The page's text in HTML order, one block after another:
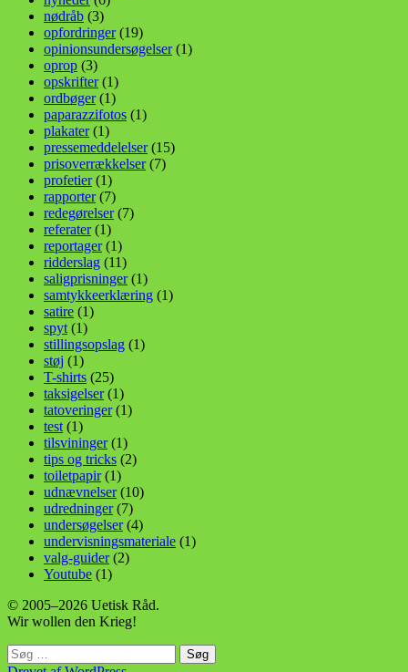
nødråb (3)
opfordringer(19)
opinionsundersøgelser(1)
oprop (3)
opskrifter(1)
ordbøger(1)
paparazzifotos (1)
plakater(1)
pressemeddelelser(15)
prisoverrækkelser(7)
profetier(1)
rapporter(7)
redegørelser(7)
referater(1)
reportager(1)
ridderslag (11)
saligprisninger(1)
samtykkeerklæring (1)
satire (1)
spyt (1)
stillingsopslag (1)
støj (1)
T-shirts (25)
taksigelser(1)
tatoveringer(1)
test (1)
tilsvininger(1)
tips og tricks (2)
toiletpapir(1)
udnævnelser(10)
udredninger(7)
undersøgelser(4)
undervisningsmateriale (1)
valg-guider(2)
Youtube (1)
© 2005–2026 Uetisk Råd.
Wir wollen den Krieg!
Søg
efter: